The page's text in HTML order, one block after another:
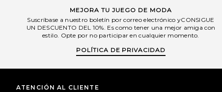
MEJORA TU JUEGO DE MODA
Suscríbase a nuestro boletín por correo electrónico yCONSIGUE
UN DESCUENTO DEL 10%. Es como tener una mejor amiga con
estilo. Opte por no participar en cualquier momento.
POLÍTICA DE PRIVACIDAD
ATENCIÓN AL CLIENTE